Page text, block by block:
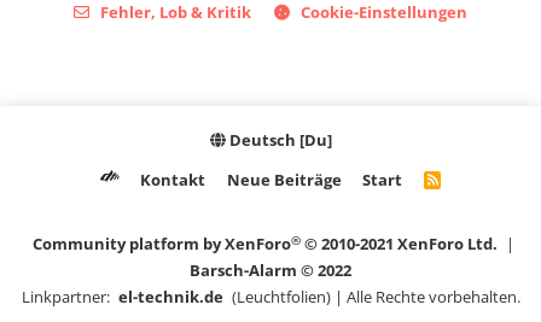
Fehler, Lob & Kritik
Cookie-Einstellungen
Deutsch [Du]
Kontakt
Neue Beiträge Start
R
Community platform by XenForo® © 2010-2021 XenForo Ltd.
|
Barsch-Alarm © 2022
Linkpartner: el-technik.de (Leuchtfolien) | Alle Rechte vorbehalten.